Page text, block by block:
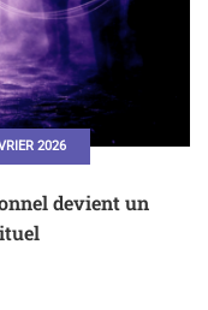
2026
devient un